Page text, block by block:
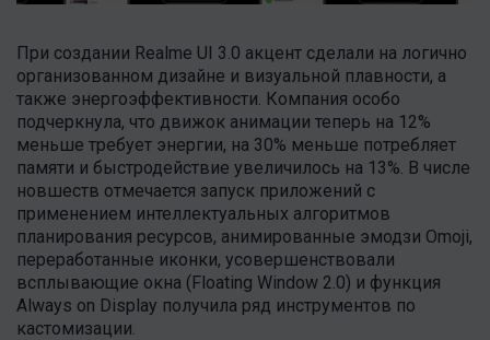
При создании Realme UI 3.0 акцент сделали на логично
организованном дизайне и визуальной плавности, а
также энергоэффективности. Компания особо
подчеркнула, что движок анимации теперь на 12%
меньше требует энергии, на 30% меньше потребляет
памяти и быстродействие увеличилось на 13%. В числе
новшеств отмечается запуск приложений с
применением интеллектуальных алгоритмов
планирования ресурсов, анимированные эмодзи Omoji,
переработанные иконки, усовершенствовали
всплывающие окна (Floating Window 2.0) и функция
Always on Display получила ряд инструментов по
кастомизации.